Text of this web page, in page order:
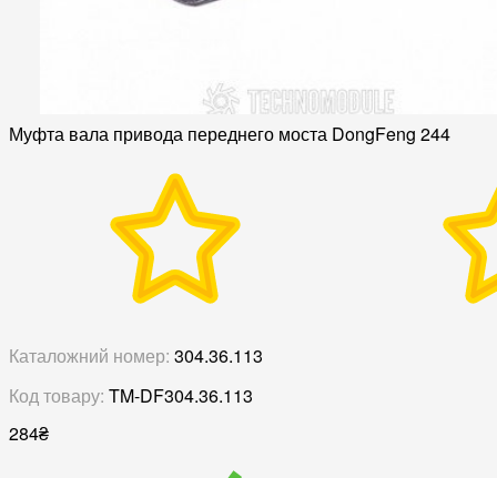
Муфта вала привода переднего моста DongFeng 244
Каталожний номер: 304.36.113
Код товару: TM-DF304.36.113
284₴